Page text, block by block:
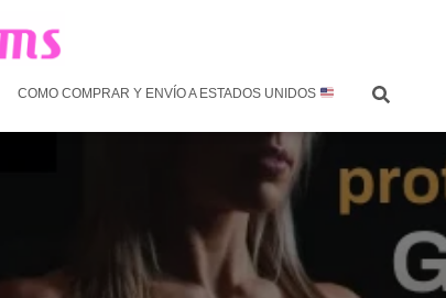
COMO COMPRAR Y ENVÍO A ESTADOS UNIDOS